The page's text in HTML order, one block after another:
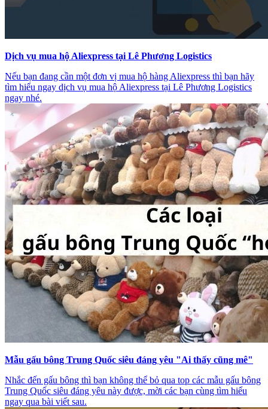
Dịch vụ mua hộ Aliexpress tại Lê Phương Logistics
Nếu bạn đang cần một đơn vị mua hộ hàng Aliexpress thì bạn hãy
tìm hiểu ngay dịch vụ mua hộ Aliexpress tại Lê Phương Logistics
ngay nhé.
Mẫu gấu bông Trung Quốc siêu đáng yêu "Ai thấy cũng mê"
Nhắc đến gấu bông thì bạn không thể bỏ qua top các mẫu gấu bông
Trung Quốc siêu đáng yêu này được, mời các bạn cùng tìm hiểu
ngay qua bài viết sau.